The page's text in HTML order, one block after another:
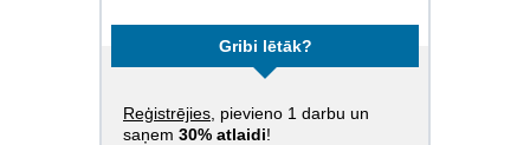
Gribi lētāk?
Reģistrējies , pievieno 1 darbu un
saņem 30% atlaidi!